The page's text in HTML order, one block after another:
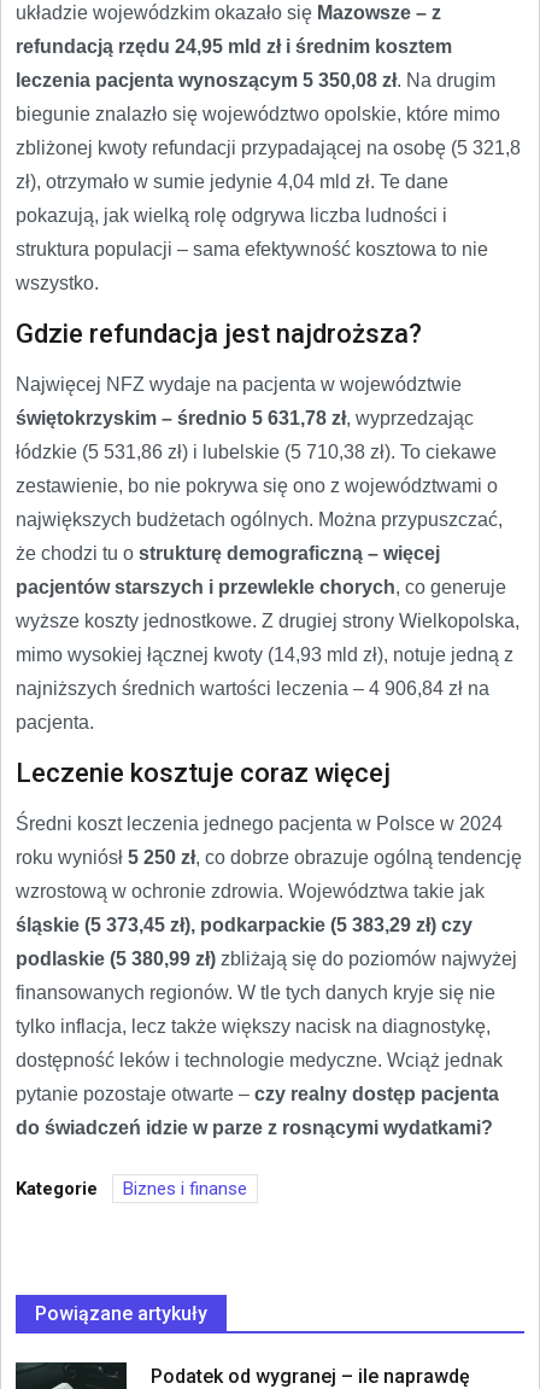
układzie wojewódzkim okazało się Mazowsze – z
refundacją rzędu 24,95 mld zł i średnim kosztem
leczenia pacjenta wynoszącym 5 350,08 zł. Na drugim
biegunie znalazło się województwo opolskie, które mimo
zbliżonej kwoty refundacji przypadającej na osobę (5 321,8
zł), otrzymało w sumie jedynie 4,04 mld zł. Te dane
pokazują, jak wielką rolę odgrywa liczba ludności i
struktura populacji – sama efektywność kosztowa to nie
wszystko.
Gdzie refundacja jest najdroższa?
Najwięcej NFZ wydaje na pacjenta w województwie
świętokrzyskim – średnio 5 631,78 zł, wyprzedzając
łódzkie (5 531,86 zł) i lubelskie (5 710,38 zł). To ciekawe
zestawienie, bo nie pokrywa się ono z województwami o
największych budżetach ogólnych. Można przypuszczać,
że chodzi tu o strukturę demograficzną – więcej
pacjentów starszych i przewlekle chorych, co generuje
wyższe koszty jednostkowe. Z drugiej strony Wielkopolska,
mimo wysokiej łącznej kwoty (14,93 mld zł), notuje jedną z
najniższych średnich wartości leczenia – 4 906,84 zł na
pacjenta.
Leczenie kosztuje coraz więcej
Średni koszt leczenia jednego pacjenta w Polsce w 2024
roku wyniósł 5 250 zł, co dobrze obrazuje ogólną tendencję
wzrostową w ochronie zdrowia. Województwa takie jak
śląskie (5 373,45 zł), podkarpackie (5 383,29 zł) czy
podlaskie (5 380,99 zł) zbliżają się do poziomów najwyżej
finansowanych regionów. W tle tych danych kryje się nie
tylko inflacja, lecz także większy nacisk na diagnostykę,
dostępność leków i technologie medyczne. Wciąż jednak
pytanie pozostaje otwarte – czy realny dostęp pacjenta
do świadczeń idzie w parze z rosnącymi wydatkami?
Kategorie Biznes i finanse
Powiązane artykuły
Podatek od wygranej – ile naprawdę